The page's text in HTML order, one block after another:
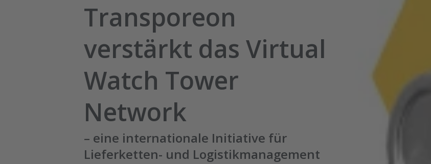
Transporeon
verstärkt das Virtual
Watch Tower
Network
– eine internationale Initiative für
Lieferketten- und Logistikmanagement